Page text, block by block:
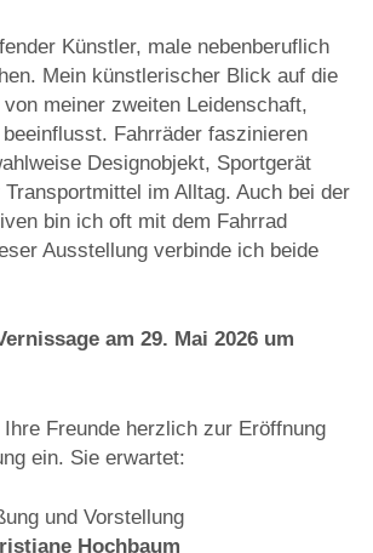
Künstler, male nebenberuflich
Mein künstlerischer Blick auf die
meiner zweiten Leidenschaft,
Fahrräder faszinieren
Designobjekt, Sportgerät
im Alltag. Auch bei der
bin ich oft mit dem Fahrrad
Ausstellung verbinde ich beide
am 29. Mai 2026 um
Freunde herzlich zur Eröffnung
ein. Sie erwartet:
und Vorstellung
Hochbaum